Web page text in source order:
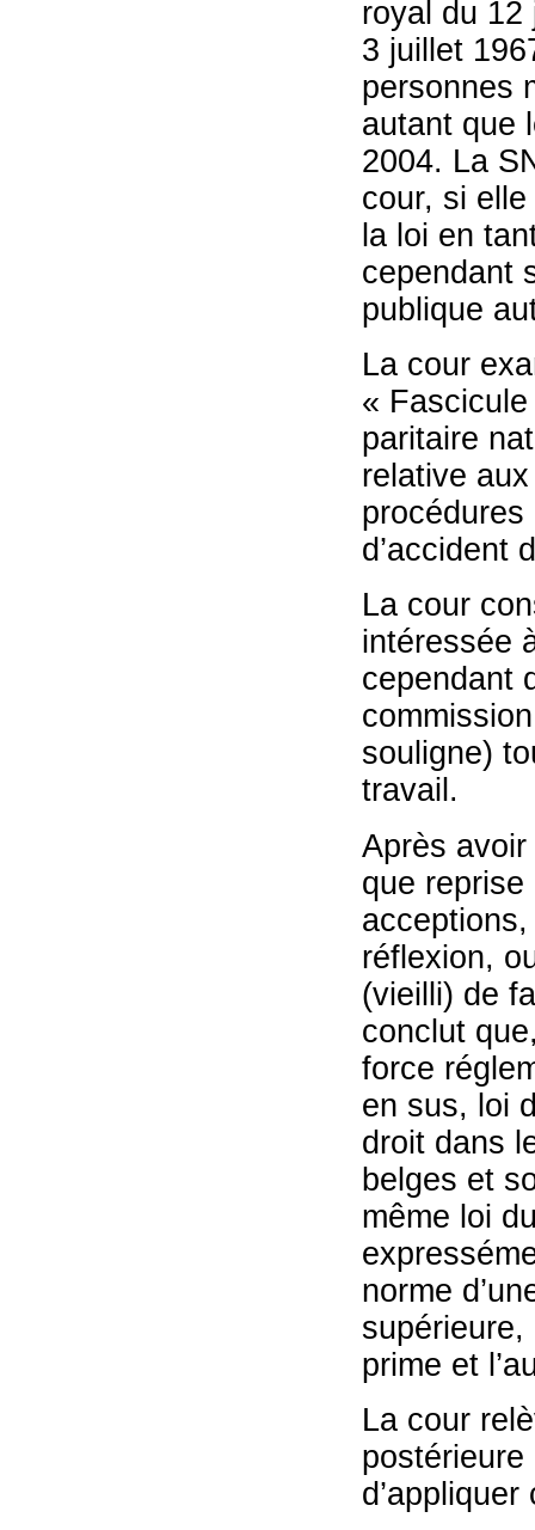
royal du 12
3 juillet
personnes
autant que
2004. La
cour, si
la loi en
cependant
publique
La cour
«
paritaire
relative
d’accident
La cour
intéressée
cependant
souligne)
travail.
Après
que
réflexion,
(vieilli) de
conclut
force
en sus, loi
droit dans
belges et
même loi
norme
prime et
La cour